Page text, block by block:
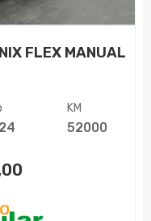
FLEX MANUAL
KM
52000